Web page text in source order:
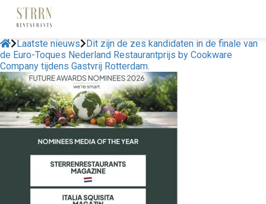
Laatste nieuws
Dit zijn de zes kandidaten in de finale van
de Euro-Toques Nederland Restaurantprijs by Cookware
Company tijdens Gastvrij Rotterdam.